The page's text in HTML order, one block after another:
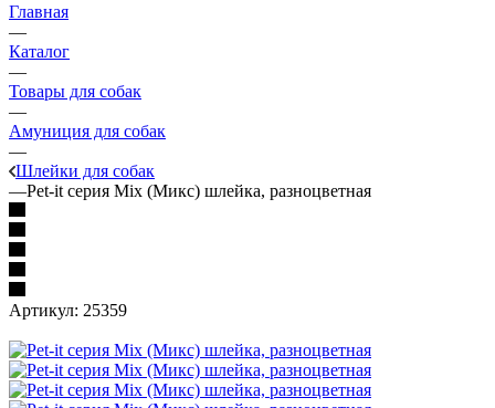
Главная
—
Каталог
—
Товары для собак
—
Амуниция для собак
—
Шлейки для собак
—Pet-it серия Mix (Микс) шлейка, разноцветная
Артикул: 25359